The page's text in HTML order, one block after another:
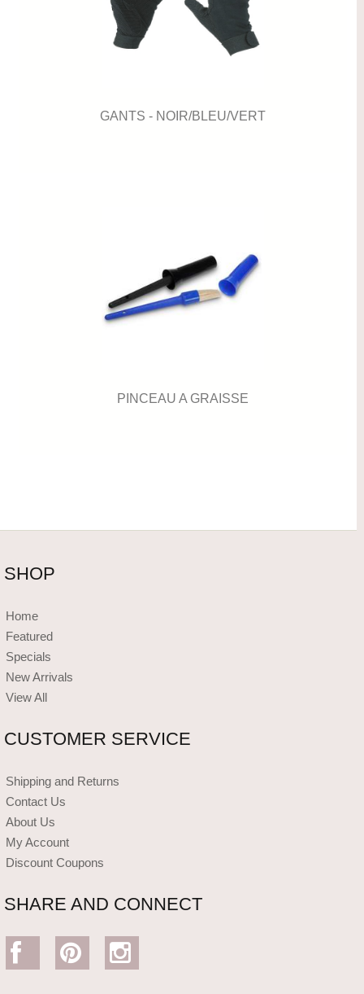
GANTS - NOIR/BLEU/VERT
PINCEAU A GRAISSE
SHOP
Home
Featured
Specials
New Arrivals
View All
CUSTOMER SERVICE
Shipping and Returns
Contact Us
About Us
My Account
Discount Coupons
SHARE AND CONNECT